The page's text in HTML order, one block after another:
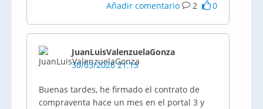
Añadir comentario 2 0
JuanLuisValenzuelaGonza
30/03/2026 21:15
Buenas tardes, he firmado el contrato de
compraventa hace un mes en el portal 3 y